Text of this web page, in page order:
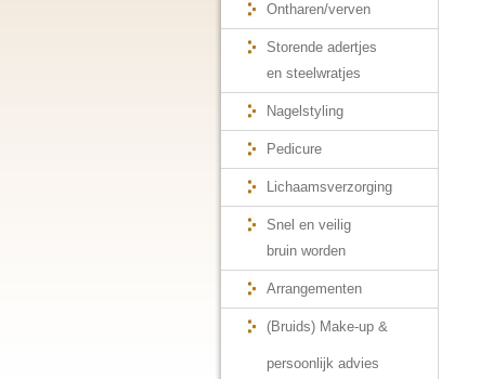
Ontharen/verven
Storende adertjes
en steelwratjes
Nagelstyling
Pedicure
Lichaamsverzorging
Snel en veilig
bruin worden
Arrangementen
(Bruids) Make-up &
persoonlijk advies